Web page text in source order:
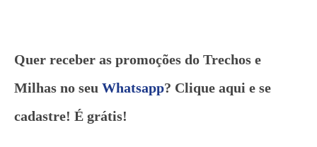
Quer receber as promoções do Trechos e
Milhas no seu Whatsapp? Clique aqui e se
cadastre! É grátis!